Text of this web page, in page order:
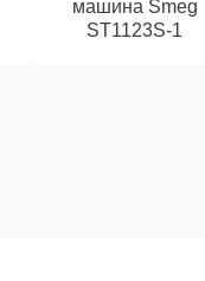
машина Smeg
ST1123S-1